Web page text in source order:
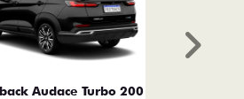
Audace Turbo 200